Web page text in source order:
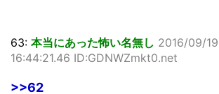
63: 本当にあった怖い名無し 2016/09/
16:44:21.46 ID:GDNWZmkt0.net
>>62